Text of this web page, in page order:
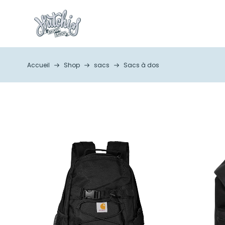
Accueil Shop sacs Sacs à dos